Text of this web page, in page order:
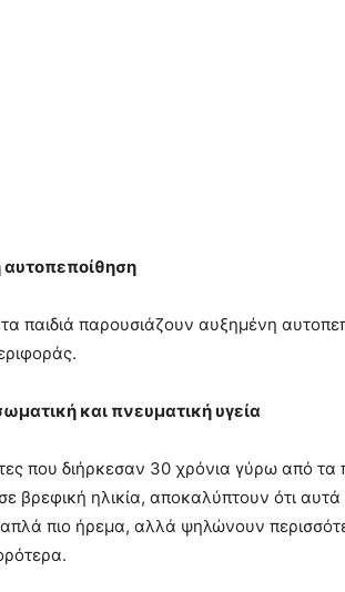
αυτοπεποίθηση
παιδιά παρουσιάζουν αυξημένη
και πνευματική υγεία
που διήρκεσαν 30 χρόνια γύρω από τα
βρεφική ηλικία, αποκαλύπτουν ότι
απλά πιο ήρεμα, αλλά ψηλώνουν